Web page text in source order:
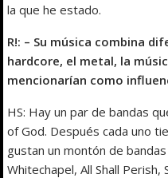
la que he estado.
R!: – Su música combina
hardcore, el metal, la
mencionarían como
HS: Hay un par de bandas
of God. Después cada uno
gustan un montón de
Whitechapel, All Shall